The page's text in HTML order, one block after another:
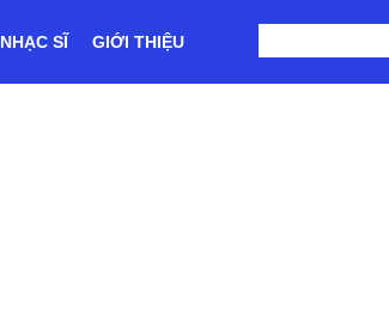
NHẠC SĨ GIỚI THIỆU